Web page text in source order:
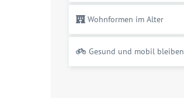
Wohnformen im Alter
Gesund und mobil bleiben